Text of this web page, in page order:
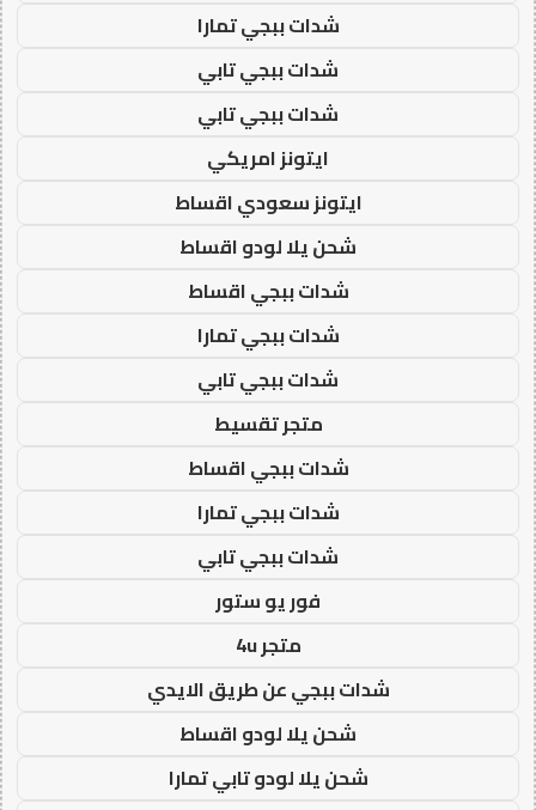
شدات ببجي تمارا
شدات ببجي تابي
شدات ببجي تابي
ايتونز امريكي
ايتونز سعودي اقساط
شحن يلا لودو اقساط
شدات ببجي اقساط
شدات ببجي تمارا
شدات ببجي تابي
متجر تقسيط
شدات ببجي اقساط
شدات ببجي تمارا
شدات ببجي تابي
فور يو ستور
متجر 4u
شدات ببجي عن طريق الايدي
شحن يلا لودو اقساط
شحن يلا لودو تابي تمارا